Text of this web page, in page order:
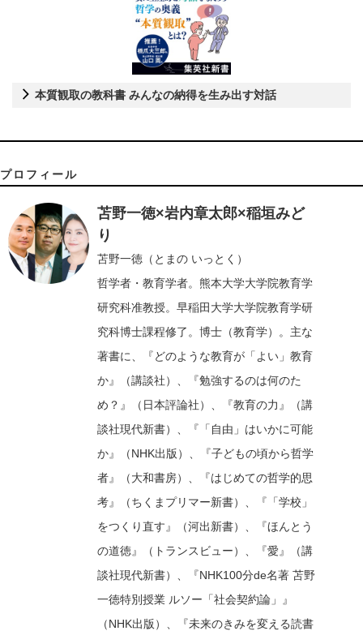
本質観取の教科書 みんなの納得を生み出す対話
プロフィール
苫野一徳×岩内章太郎×稲垣みど
り
苫野一徳（とまの いっとく）
哲学者・教育学者。熊本大学大学院教育学
研究科准教授。早稲田大学大学院教育学研
究科博士課程修了。博士（教育学）。主な
著書に、『どのような教育が「よい」教育
か』（講談社）、『勉強するのは何のた
め？』（日本評論社）、『教育の力』（講
談社現代新書）、『「自由」はいかに可能
か』（NHK出版）、『子どもの頃から哲学
者』（大和書房）、『はじめての哲学的思
考』（ちくまプリマー新書）、『「学校」
をつくり直す』（河出新書）、『ほんとう
の道徳』（トランスビュー）、『愛』（講
談社現代新書）、『NHK100分de名著 苫野
一徳特別授業 ルソー「社会契約論」』
（NHK出版）、『未来のきみを変える読書